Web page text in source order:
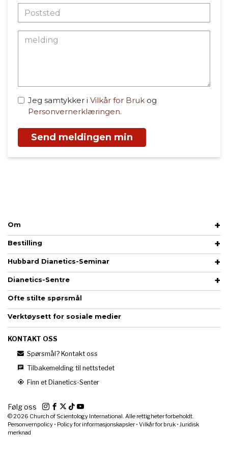
Jeg samtykker i Vilkår for Bruk og
Personvernerklæringen.
Send meldingen min
Om
Bestilling
Hubbard Dianetics-Seminar
Dianetics-Sentre
Ofte stilte spørsmål
Verktøysett for sosiale medier
KONTAKT OSS
Spørsmål? Kontakt oss
Tilbakemelding til nettstedet
Finn et Dianetics-Senter
Følg oss
© 2026 Church of Scientology International. Alle rettigheter forbeholdt.
Personvernpolicy • Policy for informasjonskapsler• Vilkår for bruk • Juridisk
merknad